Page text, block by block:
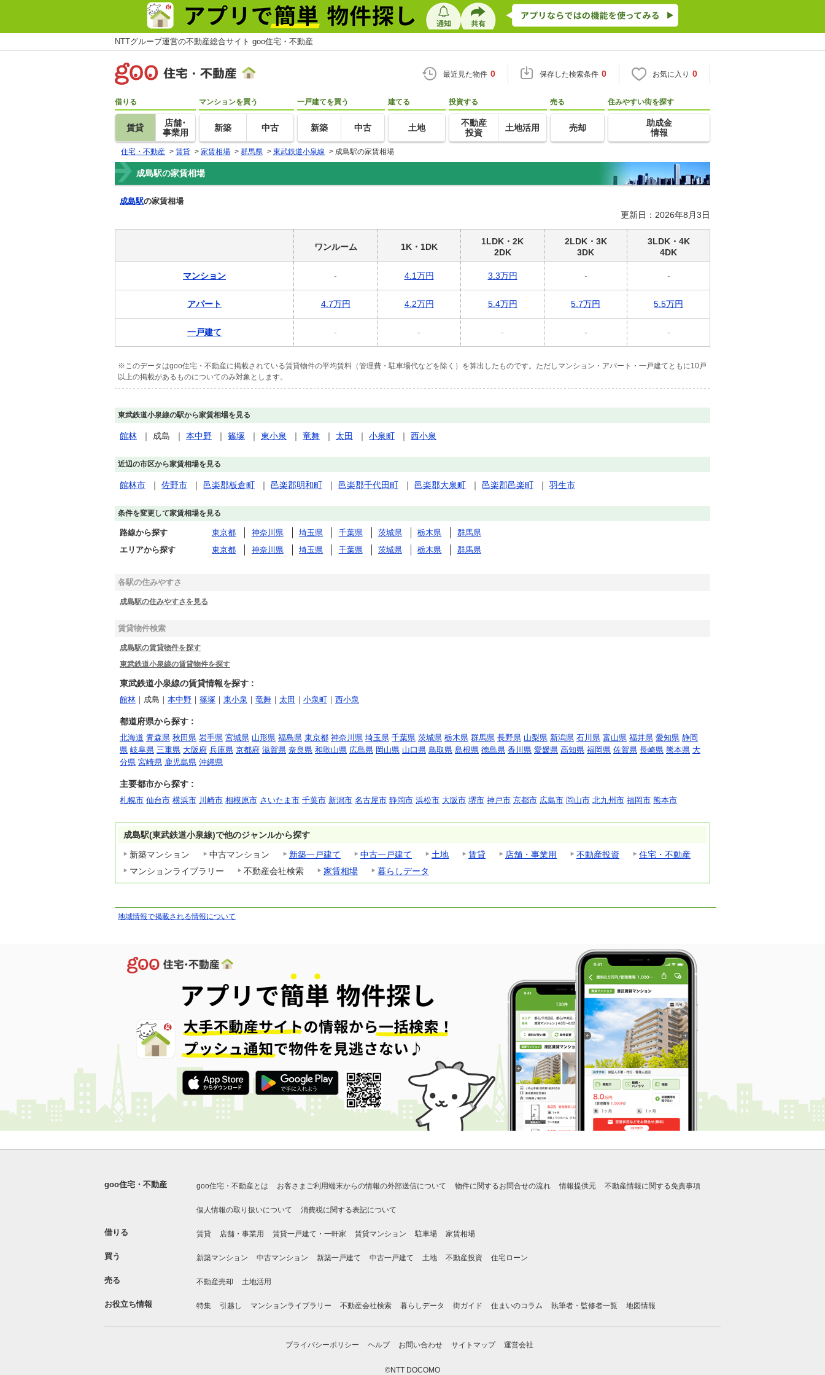
NTTグループ運営の不動産総合サイト goo住宅・不動産
最近見た物件 0 保存した検索条件 0 お気に入り 0
借りる
賃貸
店舗･
事業用
マンションを買う
新築 中古
一戸建てを買う
新築 中古
建てる
土地
投資する
不動産
投資
土地活用
売る
売却
住みやすい街を探す
助成金
情報
住宅・不動産 > 賃貸 > 家賃相場 > 群馬県 > 東武鉄道小泉線 > 成島駅の家賃相場
成島駅の家賃相場
成島駅の家賃相場
更新日：2026年8月3日
ワンルーム 1K・1DK
1LDK・2K
2DK
2LDK・3K
3DK
3LDK・4K
4DK
マンション - 4.1万円 3.3万円 - -
アパート 4.7万円 4.2万円 5.4万円 5.7万円 5.5万円
一戸建て - - - - -
※このデータはgoo住宅・不動産に掲載されている賃貸物件の平均賃料（管理費・駐車場代などを除く）を算出したものです。ただしマンション・アパート・一戸建てともに10戸
以上の掲載があるものについてのみ対象とします。
東武鉄道小泉線の駅から家賃相場を見る
館林 ｜ 成島 ｜ 本中野 ｜ 篠塚 ｜ 東小泉 ｜ 竜舞 ｜ 太田 ｜ 小泉町 ｜ 西小泉
近辺の市区から家賃相場を見る
館林市 ｜ 佐野市 ｜ 邑楽郡板倉町 ｜ 邑楽郡明和町 ｜ 邑楽郡千代田町 ｜ 邑楽郡大泉町 ｜ 邑楽郡邑楽町 ｜ 羽生市
条件を変更して家賃相場を見る
路線から探す 東京都 神奈川県 埼玉県 千葉県 茨城県 栃木県
群馬県
エリアから探す
東京都 神奈川県 埼玉県 千葉県 茨城県 栃木県 群馬県
各駅の住みやすさ
成島駅の住みやすさを見る
賃貸物件検索
成島駅の賃貸物件を探す
東武鉄道小泉線の賃貸物件を探す
東武鉄道小泉線の賃貸情報を探す :
館林 ｜成島｜ 本中野 ｜ 篠塚 ｜ 東小泉 ｜ 竜舞 ｜ 太田 ｜ 小泉町 ｜ 西小泉
都道府県から探す :
北海道 青森県 秋田県 岩手県 宮城県 山形県 福島県 東京都 神奈川県 埼玉県 千葉県 茨城県 栃木県 群馬県 長野県 山梨県 新潟県 石川県 富山県 福井県 愛知県 静岡
県 岐阜県 三重県 大阪府 兵庫県 京都府 滋賀県 奈良県 和歌山県 広島県 岡山県 山口県 鳥取県 島根県 徳島県 香川県 愛媛県 高知県 福岡県 佐賀県 長崎県 熊本県 大
分県 宮崎県 鹿児島県 沖縄県
主要都市から探す :
札幌市 仙台市 横浜市 川崎市 相模原市 さいたま市 千葉市 新潟市 名古屋市 静岡市 浜松市 大阪市 堺市 神戸市 京都市 広島市 岡山市 北九州市 福岡市 熊本市
成島駅(東武鉄道小泉線)で他のジャンルから探す
新築マンション
中古マンション 新築一戸建て 中古一戸建て 土地 賃貸 店舗・事業用 不動産投資
住宅・不動産
マンションライブラリー
不動産会社検索 家賃相場 暮らしデータ
地域情報で掲載される情報について
goo住宅・不動産 goo住宅・不動産とは お客さまご利用端末からの情報の外部送信について 物件に関するお問合せの流れ 情報提供元 不動産情報に関する免責事項
個人情報の取り扱いについて 消費税に関する表記について
借りる 賃貸 店舗・事業用 賃貸一戸建て・一軒家 賃貸マンション 駐車場 家賃相場
買う 新築マンション 中古マンション 新築一戸建て 中古一戸建て 土地 不動産投資 住宅ローン
売る 不動産売却 土地活用
お役立ち情報 特集 引越し マンションライブラリー 不動産会社検索 暮らしデータ 街ガイド 住まいのコラム 執筆者・監修者一覧 地図情報
プライバシーポリシー ヘルプ お問い合わせ サイトマップ 運営会社
©NTT DOCOMO